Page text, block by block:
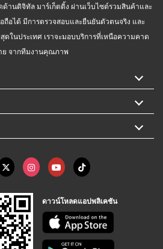
านดิจิทัล มาร์เก็ตติ้ง ผ่านเว็บไซต์รวมสินค้าและ
ถือได้ มีการตรวจสอบและยืนยันตัวตนจริง และ
ในประเทศ เราจะมอบบริการที่เหนือความคาด
ย จากทีมงานคุณภาพ
ดาวน์โหลดแอปพลิเคชัน